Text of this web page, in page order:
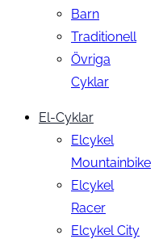
Barn
Traditionell
Övriga
Cyklar
El-Cyklar
Elcykel
Mountainbike
Elcykel
Racer
Elcykel City